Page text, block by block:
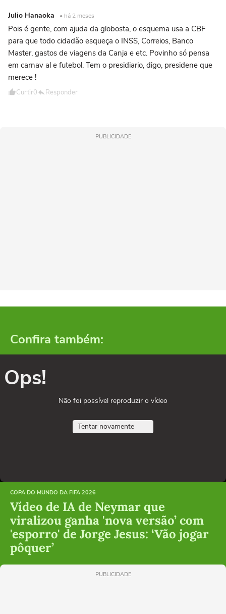
Julio Hanaoka • há 2 meses
Pois é gente, com ajuda da globosta, o esquema usa a CBF
para que todo cidadão esqueça o INSS, Correios, Banco
Master, gastos de viagens da Canja e etc. Povinho só pensa
em carnav al e futebol. Tem o presidiario, digo, presidene que
merece !
Curtir0 Responder
PUBLICIDADE
Confira também:
Ops!
Não foi possível reproduzir o vídeo
Tentar novamente
COPA DO MUNDO DA FIFA 2026
Vídeo de IA de Neymar que
viralizou ganha 'nova versão’ com
'esporro' de Jorge Jesus: ‘Vão jogar
pôquer’
PUBLICIDADE